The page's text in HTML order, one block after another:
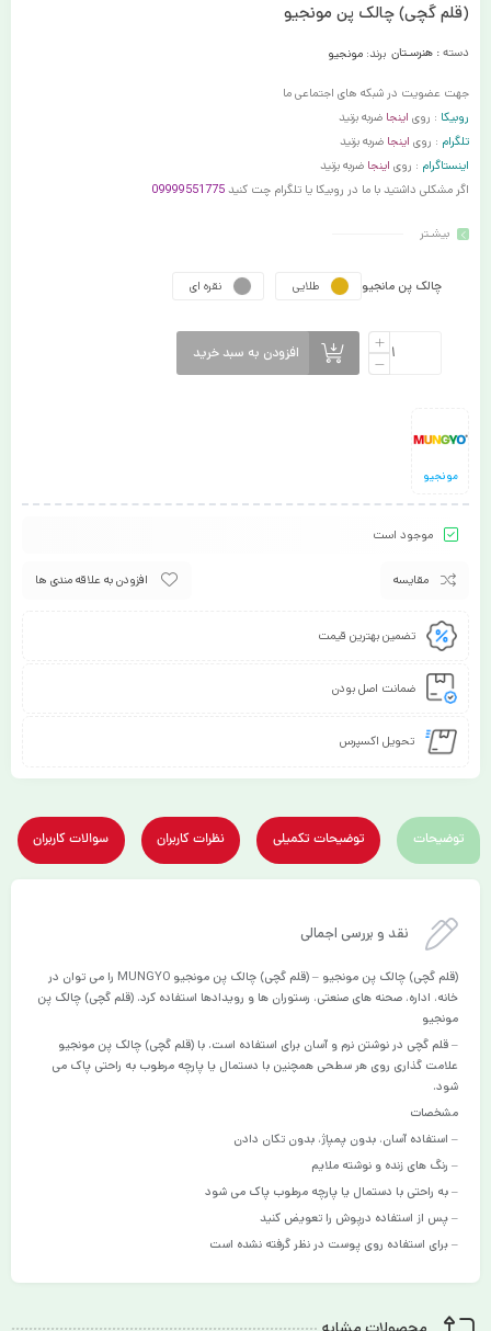
(قلم گچی) چالک پن مونجیو
دسته : هنرسـتان برند: مونجیو
جهت عضویت در شبکه های اجتماعی ما
روبیکا : روی اینجا ضربه بزنید
تلگرام : روی اینجا ضربه بزنید
اینستاگرام : روی اینجا ضربه بزنید
اگر مشکلی داشتید با ما در روبیکا یا تلگرام چت کنید09999551775
بیشـتر
چالک پن مانجیو طلایی نقره ای
افزودن به سبد خرید
مونجیو
موجود است
مقایسه افزودن به علاقه مندی ها
تضمین بهترین قیمت
ضمانت اصل بودن
تحویل اکسپرس
توضیحات توضیحات تکمیلی نظرات کاربران سوالات کاربران
نقد و بررسی اجمالی
(قلم گچی) چالک پن مونجیو – (قلم گچی) چالک پن مونجیو MUNGYO را می توان در
خانه، اداره، صحنه های صنعتی، رستوران ها و رویدادها استفاده کرد. (قلم گچی) چالک پن
مونجیو
– قلم گچی در نوشتن نرم و آسان برای استفاده است. با (قلم گچی) چالک پن مونجیو
علامت گذاری روی هر سطحی همچنین با دستمال یا پارچه مرطوب به راحتی پاک می
شود.
مشخصات
– استفاده آسان، بدون پمپاژ، بدون تکان دادن
– رنگ های زنده و نوشته ملایم
– به راحتی با دستمال یا پارچه مرطوب پاک می شود
– پس از استفاده درپوش را تعویض کنید
– برای استفاده روی پوست در نظر گرفته نشده است